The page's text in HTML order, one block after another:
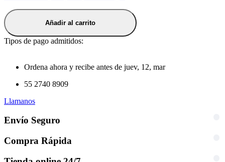
Añadir al carrito
Tipos de pago admitidos:
Ordena ahora y recibe antes de juev, 12, mar
55 2740 8909
Llamanos
Envío Seguro
Compra Rápida